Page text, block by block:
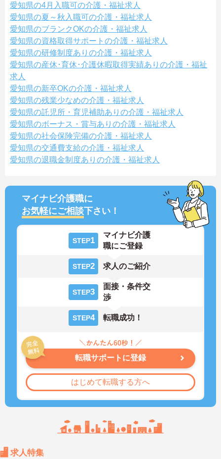
愛知県の4月入職可の介護・福祉求人
愛知県の夏～秋入職可の介護・福祉求人
愛知県のブランクOKの介護・福祉求人
愛知県の資格取得サポートの介護・福祉求人
愛知県の研修制度ありの介護・福祉求人
愛知県の産休･育休･介護休暇取得実績ありの介護・福祉
求人
愛知県の新卒OKの介護・福祉求人
愛知県の残業少なめの介護・福祉求人
愛知県の託児所・育児補助ありの介護・福祉求人
愛知県のボーナス・賞与ありの介護・福祉求人
愛知県の社会保険完備の介護・福祉求人
愛知県の交通費支給の介護・福祉求人
愛知県の退職金制度ありの介護・福祉求人
マイナビ介護職に
お気軽にご相談下さい！
STEP1
マイナビ介護
職にご登録
STEP2 求人のご紹介
STEP3
面接・条件交
渉
STEP4 転職成功！
転職サポートに登録
はじめて転職する方へ
求人特集